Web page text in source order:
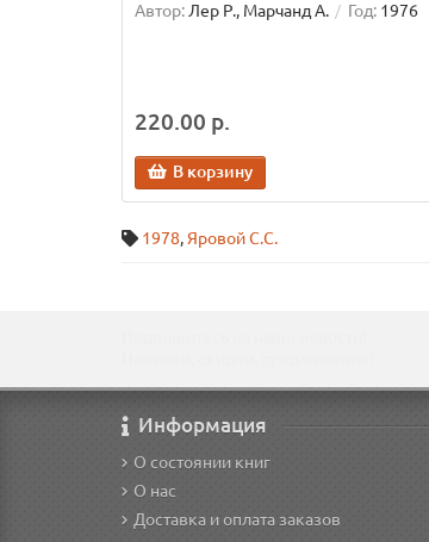
Автор: Лер Р., Марчанд А. Год: 1976
220.00 р.
В корзину
1978, Яровой С.С.
Информация
О состоянии книг
О нас
Доставка и оплата заказов